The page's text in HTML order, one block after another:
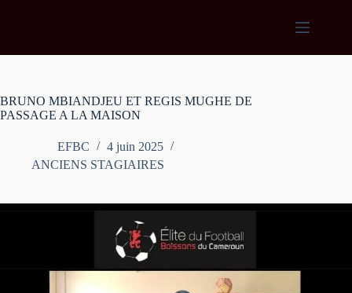
BRUNO MBIANDJEU ET REGIS MUGHE DE
PASSAGE A LA MAISON
EFBC
4 juin 2025
ANCIENS STAGIAIRES